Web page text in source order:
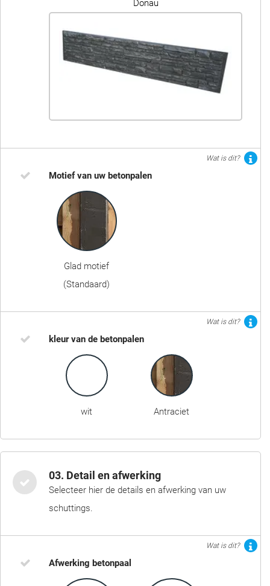
Donau
Wat is dit?
Motief van uw betonpalen
Glad motief
(Standaard)
Wat is dit?
kleur van de betonpalen
wit Antraciet
03. Detail en afwerking
Selecteer hier de details en afwerking van uw
schuttings.
Wat is dit?
Afwerking betonpaal